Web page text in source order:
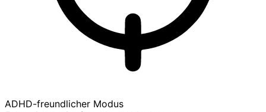
ADHD-freundlicher Modus